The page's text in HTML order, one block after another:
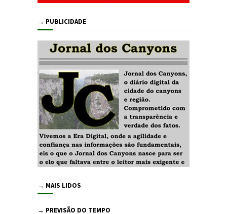
→ PUBLICIDADE
→ MAIS LIDOS
→ PREVISÃO DO TEMPO